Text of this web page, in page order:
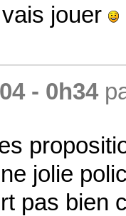
jouer
- 0h34
jolie
pas bien